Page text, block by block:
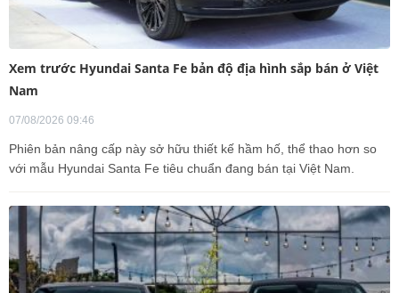
Xem trước Hyundai Santa Fe bản độ địa hình sắp bán ở Việt
Nam
07/08/2026 09:46
Phiên bản nâng cấp này sở hữu thiết kế hầm hố, thể thao hơn so
với mẫu Hyundai Santa Fe tiêu chuẩn đang bán tại Việt Nam.